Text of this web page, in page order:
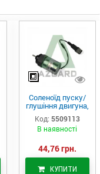
Соленоїд пуску/
глушіння двигуна,
актуатор (550-
9113)
Код: 5509113
В наявності
44,76 грн.
КУПИТИ